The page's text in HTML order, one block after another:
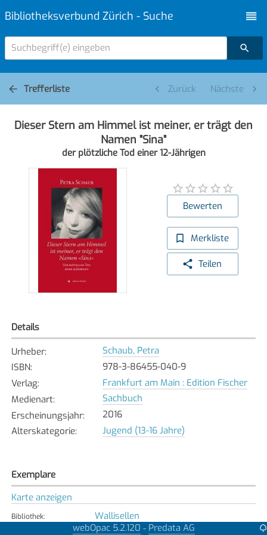
Bibliotheksverbund Zürich - Suche
Suchbegriff(e) eingeben
Trefferliste Zurück Nächste
Dieser Stern am Himmel ist meiner, er trägt den
Namen "Sina"
der plötzliche Tod einer 12-Jährigen
Bewerten
Merkliste
Teilen
Details
Urheber:
Schaub, Petra
ISBN:
978-3-86455-040-9
Verlag:
Frankfurt am Main : Edition Fischer
Medienart:
Sachbuch
Erscheinungsjahr:
2016
Alterskategorie: Jugend (13-16 Jahre)
Exemplare
Karte anzeigen
Bibliothek: Wallisellen
Verfügbar
webOpac 5.2.120 - Predata AG